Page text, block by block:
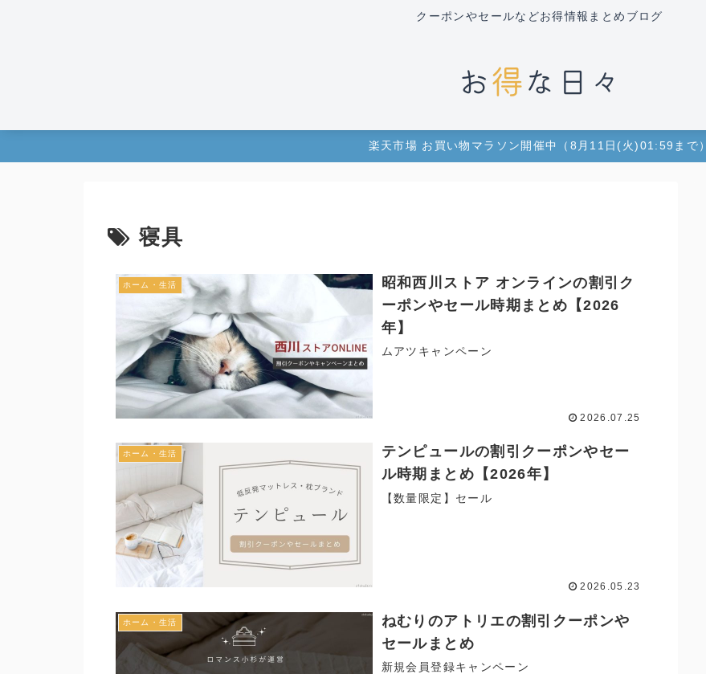
クーポンやセールなどお得情報まとめブログ
楽天市場 お買い物マラソン開催中（8月11日(火)01:59まで）
寝具
ホーム・生活
昭和西川ストア オンラインの割引ク
ーポンやセール時期まとめ【2026
年】
ムアツキャンペーン
2026.07.25
ホーム・生活
テンピュールの割引クーポンやセー
ル時期まとめ【2026年】
【数量限定】セール
2026.05.23
ホーム・生活
ねむりのアトリエの割引クーポンや
セールまとめ
新規会員登録キャンペーン